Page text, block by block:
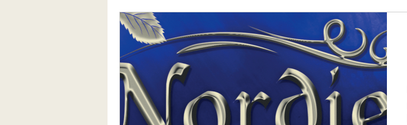
Chroniques conte des sept Chants